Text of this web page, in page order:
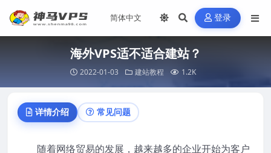
登录
海外VPS适不适合建站？
2022-01-03 建站教程 1.2K
详情介绍 常见问题
随着网络贸易的发展，越来越多的企业开始为客户